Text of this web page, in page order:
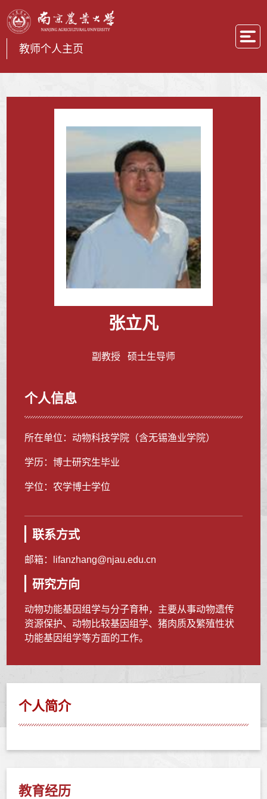
教师个人主页
张立凡
副教授 硕士生导师
个人信息
所在单位：动物科技学院（含无锡渔业学院）
学历：博士研究生毕业
学位：农学博士学位
联系方式
邮箱： lifanzhang@njau.edu.cn
研究方向
动物功能基因组学与分子育种，主要从事动物遗传
资源保护、动物比较基因组学、猪肉质及繁殖性状
功能基因组学等方面的工作。
个人简介
教育经历